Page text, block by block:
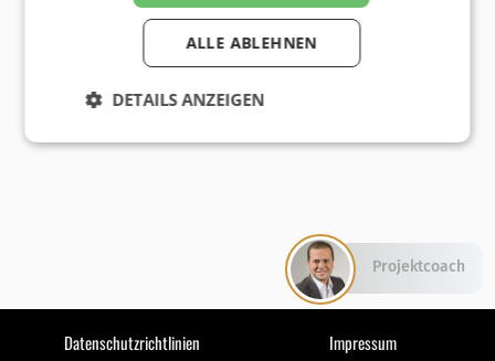
Datenschutzrichtlinien Impressum
ALLE ABLEHNEN
DETAILS ANZEIGEN
Projektcoach